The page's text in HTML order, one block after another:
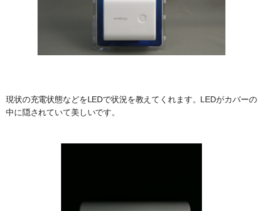
現状の充電状態などをLEDで状況を教えてくれます。LEDがカバーの
中に隠されていて美しいです。